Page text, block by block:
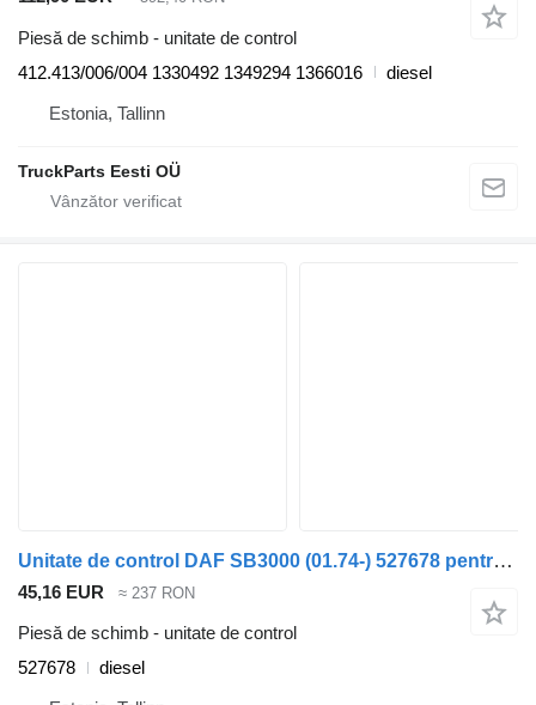
Piesă de schimb - unitate de control
412.413/006/004 1330492 1349294 1366016
diesel
Estonia, Tallinn
TruckParts Eesti OÜ
Unitate de control DAF SB3000 (01.74-) 527678 pentru autobuz DAF MB, B, FHD, EOS, DB, SB Bus (1970-2001)
45,16 EUR ≈ 237 RON
Piesă de schimb - unitate de control
527678
diesel